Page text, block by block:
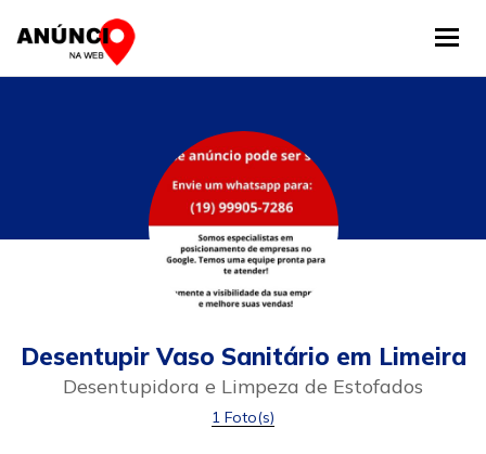
Desentupir Vaso Sanitário em Limeira
Desentupidora e Limpeza de Estofados
1 Foto(s)